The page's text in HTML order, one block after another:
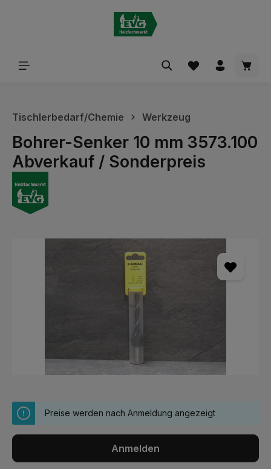
Tischlerbedarf/Chemie Werkzeug
Bohrer-Senker 10 mm 3573.100
Abverkauf / Sonderpreis
Preise werden nach Anmeldung angezeigt
Anmelden